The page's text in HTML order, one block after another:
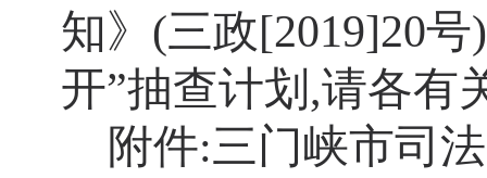
知》(三政[2019]20
开”抽查计划,请各有
附件:三门峡市司